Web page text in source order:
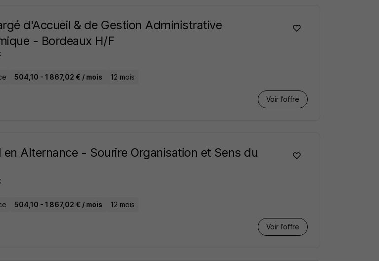
d'Accueil & de Gestion Administrative
- Bordeaux H/F
504,10 - 1 867,02 € / mois 12 mois
Voir l’offre
en Alternance - Sourire Organisation et Sens du
504,10 - 1 867,02 € / mois 12 mois
Voir l’offre